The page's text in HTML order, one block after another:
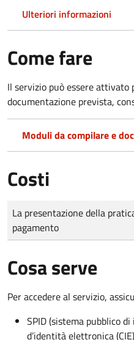
Ulteriori informazioni
Come fare
Il servizio può essere
documentazione prevista,
Moduli da compilare e
Costi
Tipo di pagamento
Importo
La presentazione della
pagamento
Cosa serve
Per accedere al servizio,
SPID (sistema pubblico
d’identità elettronica